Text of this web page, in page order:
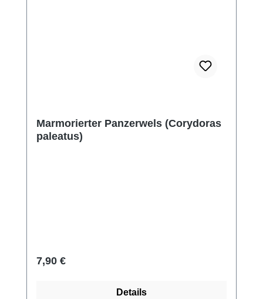
Marmorierter Panzerwels (Corydoras
paleatus)
Regulärer Preis:
7,90 €
Details